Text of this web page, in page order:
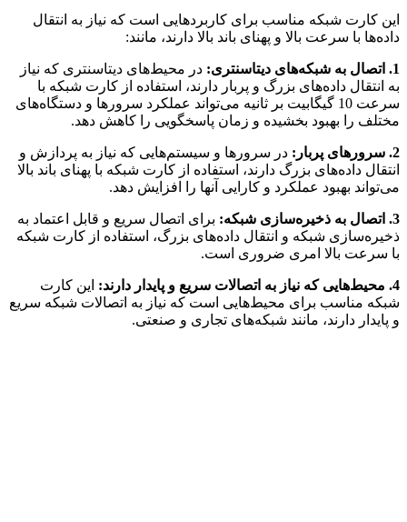
این کارت شبکه مناسب برای کاربردهایی است که نیاز به انتقال
داده‌ها با سرعت بالا و پهنای باند بالا دارند، مانند:
1. اتصال به شبکه‌های دیتاسنتری:
در محیط‌های دیتاسنتری که نیاز
به انتقال داده‌های بزرگ و پربار دارند، استفاده از کارت شبکه با
سرعت 10 گیگابیت بر ثانیه می‌تواند عملکرد سرورها و دستگاه‌های
مختلف را بهبود بخشیده و زمان پاسخگویی را کاهش دهد.
2. سرورهای پربار:
در سرورها و سیستم‌هایی که نیاز به پردازش و
انتقال داده‌های بزرگ دارند، استفاده از کارت شبکه با پهنای باند بالا
می‌تواند بهبود عملکرد و کارایی آنها را افزایش دهد.
3. اتصال به ذخیره‌سازی شبکه:
برای اتصال سریع و قابل اعتماد به
ذخیره‌سازی شبکه و انتقال داده‌های بزرگ، استفاده از کارت شبکه
با سرعت بالا امری ضروری است.
4. محیط‌هایی که نیاز به اتصالات سریع و پایدار دارند:
این کارت
شبکه مناسب برای محیط‌هایی است که نیاز به اتصالات شبکه سریع
و پایدار دارند، مانند شبکه‌های تجاری و صنعتی.